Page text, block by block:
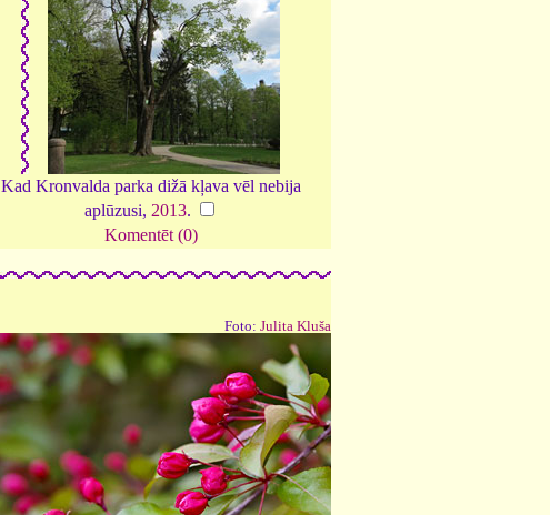
Kad Kronvalda parka dižā kļava vēl nebija
aplūzusi, 2013.
Komentēt (0)
Foto: Julita Kluša